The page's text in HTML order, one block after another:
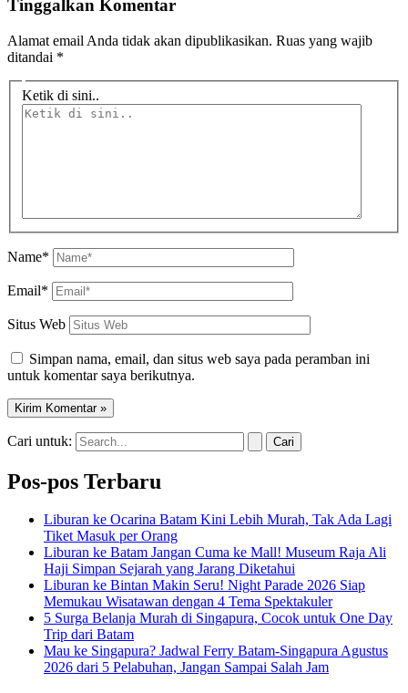
Tinggalkan Komentar
Alamat email Anda tidak akan dipublikasikan. Ruas yang wajib
ditandai *
Ketik di sini..
Name*
Email*
Situs Web
Simpan nama, email, dan situs web saya pada peramban ini
untuk komentar saya berikutnya.
Cari untuk:
Pos-pos Terbaru
Liburan ke Ocarina Batam Kini Lebih Murah, Tak Ada Lagi
Tiket Masuk per Orang
Liburan ke Batam Jangan Cuma ke Mall! Museum Raja Ali
Haji Simpan Sejarah yang Jarang Diketahui
Liburan ke Bintan Makin Seru! Night Parade 2026 Siap
Memukau Wisatawan dengan 4 Tema Spektakuler
5 Surga Belanja Murah di Singapura, Cocok untuk One Day
Trip dari Batam
Mau ke Singapura? Jadwal Ferry Batam-Singapura Agustus
2026 dari 5 Pelabuhan, Jangan Sampai Salah Jam